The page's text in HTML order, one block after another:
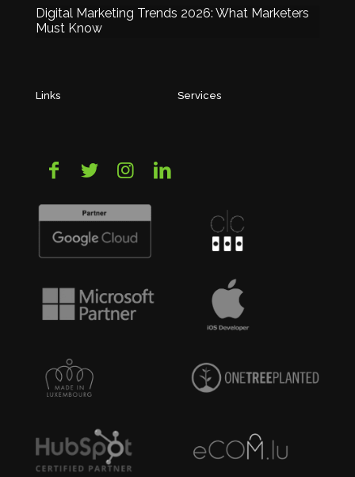
Digital Marketing Trends 2026: What Marketers
Must Know
Links Services